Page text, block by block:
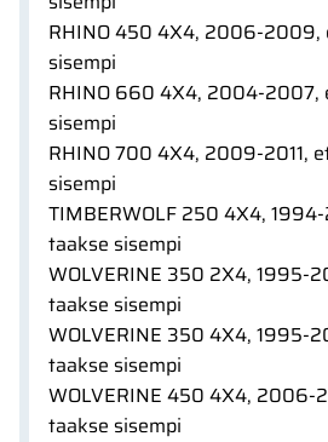
RHINO 450 4X4, 2006-2009,
sisempi
RHINO 660 4X4, 2004-2007,
sisempi
RHINO 700 4X4, 2009-2011,
sisempi
TIMBERWOLF 250 4X4,
taakse sisempi
WOLVERINE 350 2X4, 1995-
taakse sisempi
WOLVERINE 350 4X4, 1995-
taakse sisempi
WOLVERINE 450 4X4, 2006-
taakse sisempi